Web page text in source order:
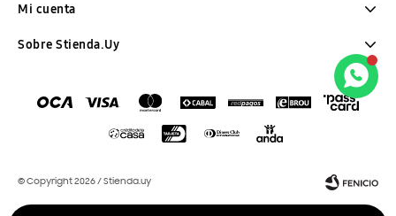
Sobre Stienda.Uy
Mi cuenta
© Copyright 2026 / Stienda.uy